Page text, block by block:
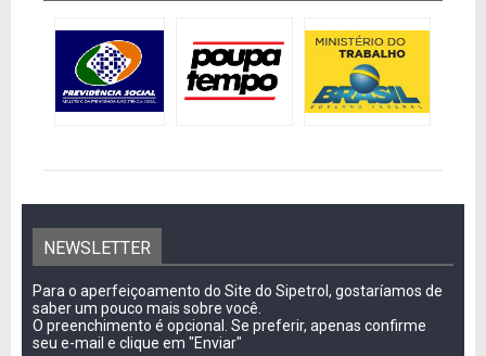
NEWSLETTER
Para o aperfeiçoamento do Site do Sipetrol, gostaríamos de
saber um pouco mais sobre você.
O preenchimento é opcional. Se preferir, apenas confirme
seu e-mail e clique em "Enviar"